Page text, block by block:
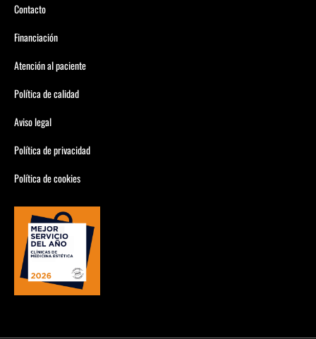
Contacto
Financiación
Atención al paciente
Política de calidad
Aviso legal
Política de privacidad
Política de cookies